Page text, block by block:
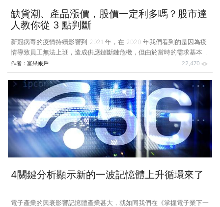
缺貨潮、產品漲價，股價一定利多嗎？股市達
人教你從 3 點判斷
新冠病毒的疫情持續影響到 2021 年，在 2020 年我們看到的是因為疫
情導致員工無法上班，造成供應鏈斷鏈危機，但由於當時的需求基本也
呈現下降，加上台灣這個矽島基本可以說是沒有受到疫情影響，因此缺
貨影響不大。 時間來到 2021 年，隨著疫苗的推出及施打，看來疫情的
影響總算可以消減，但從年初開始，我們卻面臨了歷史上罕見的電子零
組件缺貨潮，從代工產能到 IC 晶片、記憶體、面板、甚至連貨櫃都呈
現缺貨，各種晶圓代工漲價、IC 設計公司加價搶產能等新聞層出不
窮，現在居然連最下游的品牌廠雙 A（Asus、Acer）都出現報價喊漲的
新聞，這當中有一些值得投資人留意的觀點，以下分三
作者： 富果帳戶 22,470
4關鍵分析顯示新的一波記憶體上升循環來了
電子產業的興衰影響記憶體產業甚大，就如同我們在《掌握電子業下一